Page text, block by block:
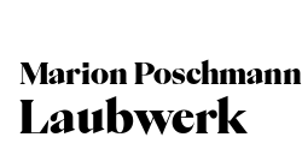
Marion Poschmann
Laubwerk